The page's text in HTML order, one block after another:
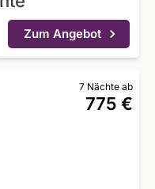
Zum Angebot
7 Nächte ab
775 €